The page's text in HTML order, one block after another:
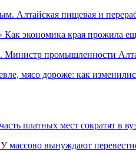
Алтайская пищевая и
экономика края прожила
Министр промышленности
мясо дороже: как
платных мест сократят в
массово вынуждают